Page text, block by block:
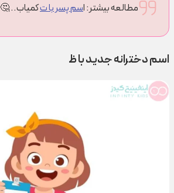
مطالعه بیشتر: اسم پسر با تکمیاب.. 🤔
اسم دخترانه جدید با ظ